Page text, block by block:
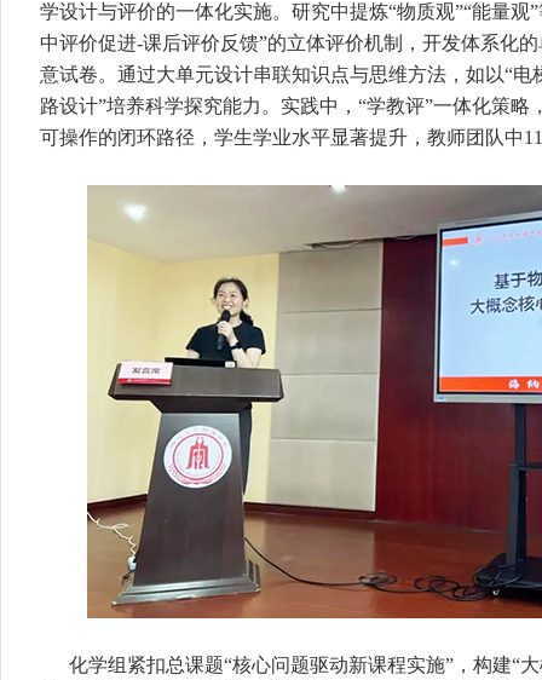
学设计与评价的一体化实施。研究中提炼“物质观”“能量观
中评价促进-课后评价反馈”的立体评价机制，开发体系化
意试卷。通过大单元设计串联知识点与思维方法，如以“电
路设计”培养科学探究能力。实践中，“学教评”一体化策
可操作的闭环路径，学生学业水平显著提升，教师团队中
化学组紧扣总课题“核心问题驱动新课程实施”，构建“